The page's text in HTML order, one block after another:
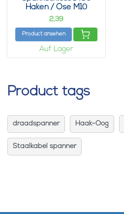
Haken / Öse M10
2,39
Product ansehen
Auf Lager
Product tags
draadspanner Haak-Oog
Staalkabel spanner